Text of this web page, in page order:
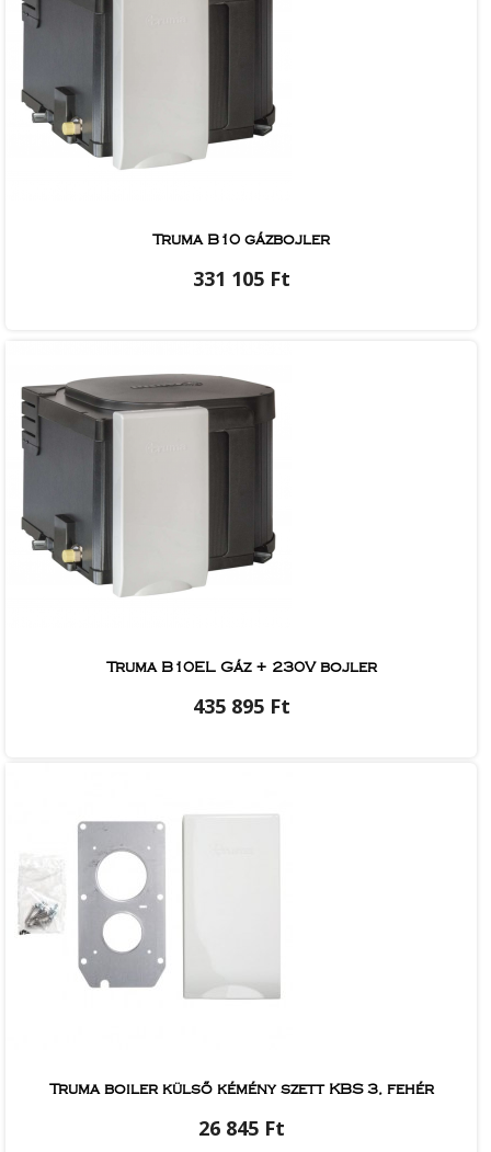
Truma B10 gázbojler
331 105 Ft
Truma B10EL Gáz + 230V bojler
435 895 Ft
Truma boiler külső kémény szett KBS 3, fehér
26 845 Ft